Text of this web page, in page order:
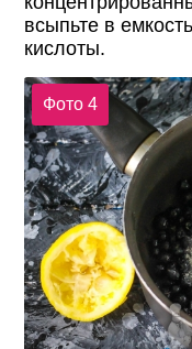
всыпьте в
кислоты.
Фото 4